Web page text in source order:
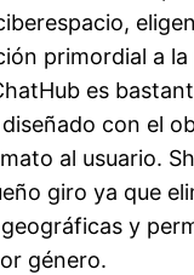
primordial a
es
con el
al usuario.
giro ya que
y
género.